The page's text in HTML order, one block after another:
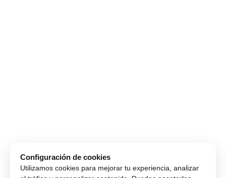
Configuración de cookies
Utilizamos cookies para mejorar tu experiencia, analizar